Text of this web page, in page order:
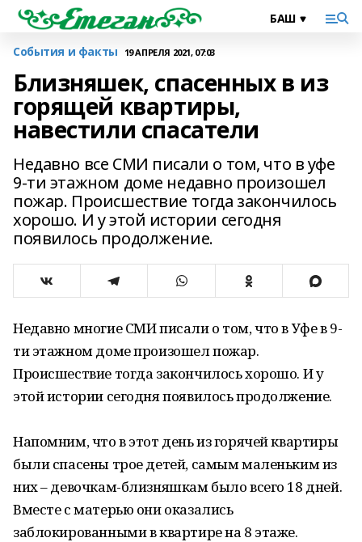
События и факты 19 АПРЕЛЯ 2021, 07:03
Близняшек, спасенных в из
горящей квартиры,
навестили спасатели
Недавно все СМИ писали о том, что в уфе
9-ти этажном доме недавно произошел
пожар. Происшествие тогда закончилось
хорошо. И у этой истории сегодня
появилось продолжение.
Недавно многие СМИ писали о том, что в Уфе в 9-
ти этажном доме произошел пожар.
Происшествие тогда закончилось хорошо. И у
этой истории сегодня появилось продолжение.
Напомним, что в этот день из горячей квартиры
были спасены трое детей, самым маленьким из
них – девочкам-близняшкам было всего 18 дней.
Вместе с матерью они оказались
заблокированными в квартире на 8 этаже.